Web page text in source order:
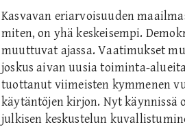
Kasvavan eriarvoisuuden
miten, on yhä keskeisempi.
muuttuvat ajassa. Vaatimukset
joskus aivan uusia toiminta-
tuottanut viimeisten kymmenen
käytäntöjen kirjon. Nyt käynnissä
julkisen keskustelun